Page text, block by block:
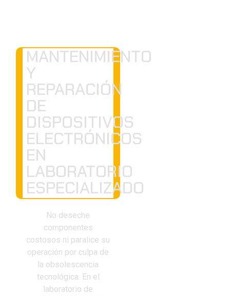
MANTENIMIENTO
Y
REPARACIÓN
DE
DISPOSITIVOS
ELECTRÓNICOS
EN
LABORATORIO
ESPECIALIZADO
No deseche
componentes
costosos ni paralice su
operación por culpa de
la obsolescencia
tecnológica. En el
laboratorio de